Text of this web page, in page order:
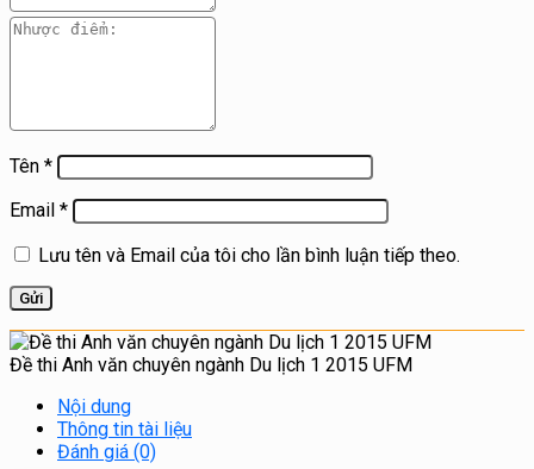
Tên *
Email *
Lưu tên và Email của tôi cho lần bình luận tiếp theo.
Đề thi Anh văn chuyên ngành Du lịch 1 2015 UFM
Nội dung
Thông tin tài liệu
Đánh giá (0)